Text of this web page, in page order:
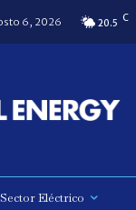
6, 2026 20.5 C
Sector Eléctrico